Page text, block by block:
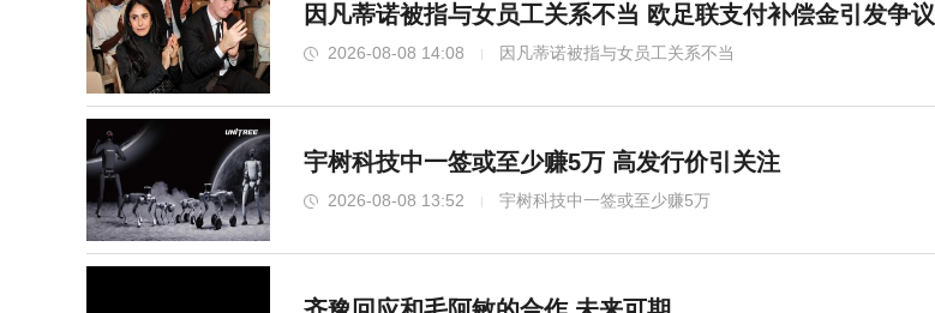
因凡蒂诺被指与女员工关系不当 欧足联支付补偿金引发争议
2026-08-08 14:08 因凡蒂诺被指与女员工关系不当
宇树科技中一签或至少赚5万 高发行价引关注
2026-08-08 13:52 宇树科技中一签或至少赚5万